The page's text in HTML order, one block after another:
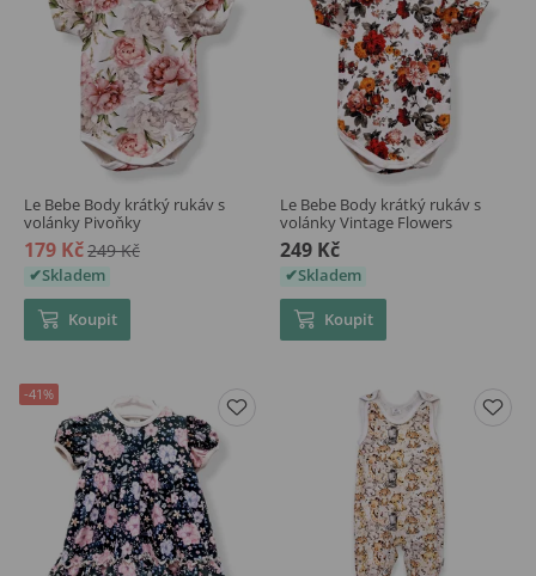
Le Bebe Body krátký rukáv s
volánky Pivoňky
179 Kč249 Kč
Skladem
Koupit
Le Bebe Body krátký rukáv s
volánky Vintage Flowers
249 Kč
Skladem
Koupit
-41%